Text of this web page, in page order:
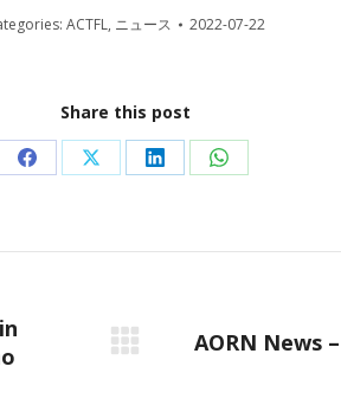
ACTFL, ニュース 2022-07-22
Share this post
Share
Facebook
Share
X
Share
LinkedIn
Share
WhatsApp
Next
AORN News